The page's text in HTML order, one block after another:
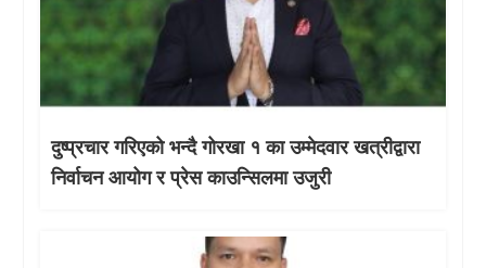
दुष्प्रचार गरिएको भन्दै गोरखा १ का उम्मेदवार खत्रीद्वारा
निर्वाचन आयोग र प्रेस काउन्सिलमा उजुरी